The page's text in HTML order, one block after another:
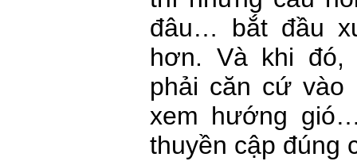
đâu… bắt đầu
hơn. Và khi đó,
phải căn cứ vào
xem hướng
thuyền cập đúng